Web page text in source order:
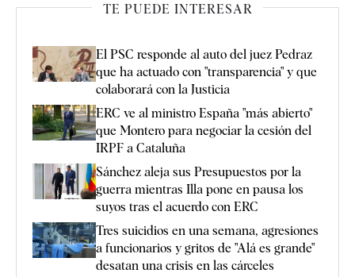
TE PUEDE INTERESAR
El PSC responde al auto del juez Pedraz
que ha actuado con "transparencia" y que
colaborará con la Justicia
ERC ve al ministro España "más abierto"
que Montero para negociar la cesión del
IRPF a Cataluña
Sánchez aleja sus Presupuestos por la
guerra mientras Illa pone en pausa los
suyos tras el acuerdo con ERC
Tres suicidios en una semana, agresiones
a funcionarios y gritos de "Alá es grande"
desatan una crisis en las cárceles